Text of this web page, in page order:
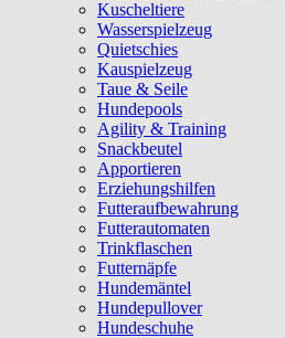
Kuscheltiere
Wasserspielzeug
Quietschies
Kauspielzeug
Taue & Seile
Hundepools
Agility & Training
Snackbeutel
Apportieren
Erziehungshilfen
Futteraufbewahrung
Futterautomaten
Trinkflaschen
Futternäpfe
Hundemäntel
Hundepullover
Hundeschuhe